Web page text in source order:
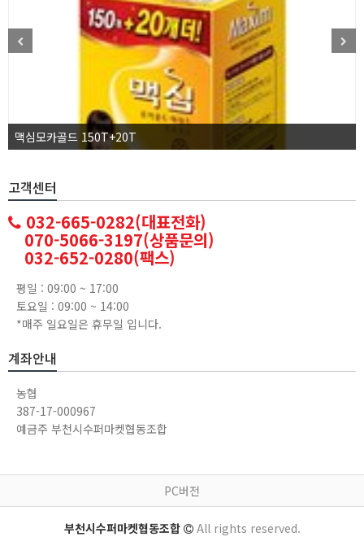
맥심모카골드 150T+20T
고객센터
032-665-0282(대표전화)
070-5066-3197(상품문의)
032-652-0280(팩스)
평일 : 09:00 ~ 17:00
토요일 : 09:00 ~ 14:00
*매주 일요일은 휴무일 입니다.
계좌안내
농협
387-17-000967
예금주 부천시수퍼마켓협동조합
PC버전
부천시수퍼마켓협동조합 All rights reserved.